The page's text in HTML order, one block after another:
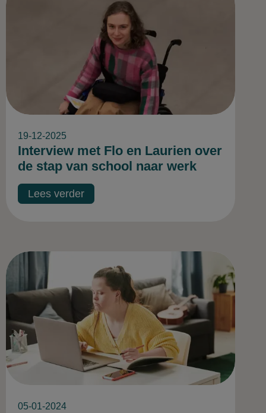
19-12-2025
Interview met Flo en Laurien over
de stap van school naar werk
Lees verder
05-01-2024